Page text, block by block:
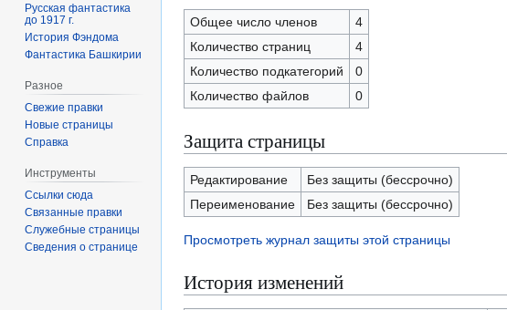
Общее число членов
4
Количество страниц
4
Количество подкатегорий
0
Количество файлов
0
Защита страницы
Редактирование
Без защиты (бессрочно)
Переименование
Без защиты (бессрочно)
Просмотреть журнал защиты этой страницы
История изменений
Русская фантастика
до 1917 г.
История Фэндома
Фантастика Башкирии
Разное
Свежие правки
Новые страницы
Справка
Инструменты
Ссылки сюда
Связанные правки
Служебные страницы
Сведения о странице